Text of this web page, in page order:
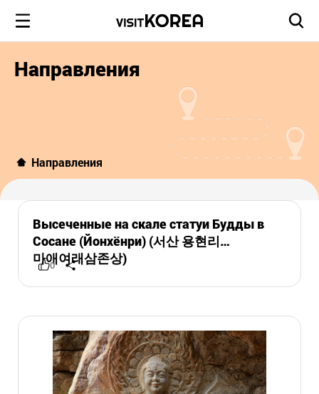
Направления
Направления
Высеченные на скале статуи Будды в
Сосане (Йонхёнри) (서산 용현리
마애여래삼존상)
0